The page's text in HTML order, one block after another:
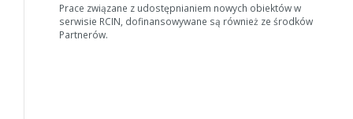
Prace związane z udostępnianiem nowych obiektów w
serwisie RCIN, dofinansowywane są również ze środków
Partnerów.